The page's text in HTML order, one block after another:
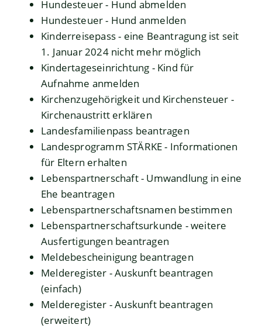
Hundesteuer - Hund abmelden
Hundesteuer - Hund anmelden
Kinderreisepass - eine Beantragung ist seit
1. Januar 2024 nicht mehr möglich
Kindertageseinrichtung - Kind für
Aufnahme anmelden
Kirchenzugehörigkeit und Kirchensteuer -
Kirchenaustritt erklären
Landesfamilienpass beantragen
Landesprogramm STÄRKE - Informationen
für Eltern erhalten
Lebenspartnerschaft - Umwandlung in eine
Ehe beantragen
Lebenspartnerschaftsnamen bestimmen
Lebenspartnerschaftsurkunde - weitere
Ausfertigungen beantragen
Meldebescheinigung beantragen
Melderegister - Auskunft beantragen
(einfach)
Melderegister - Auskunft beantragen
(erweitert)